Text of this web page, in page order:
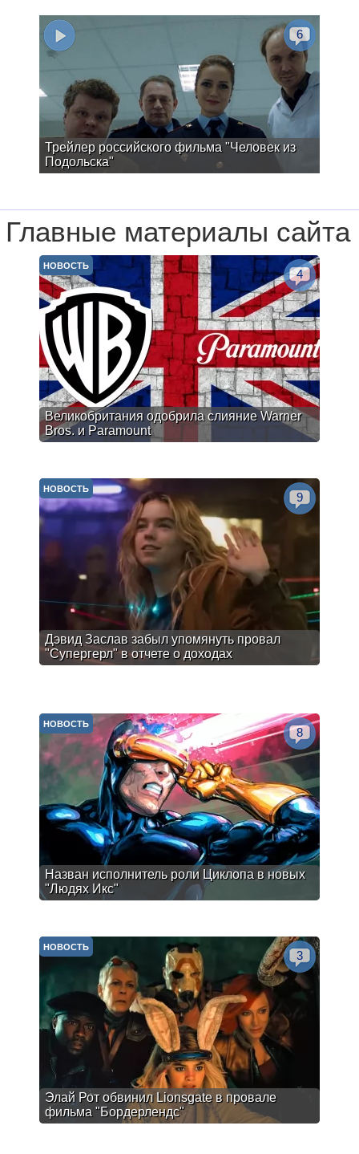
Трейлер российского фильма "Человек из
Подольска"
6
Главные материалы сайта
Великобритания одобрила слияние Warner
Bros. и Paramount
НОВОСТЬ
4
Дэвид Заслав забыл упомянуть провал
"Супергерл" в отчете о доходах
НОВОСТЬ
9
Назван исполнитель роли Циклопа в новых
"Людях Икс"
НОВОСТЬ
8
Элай Рот обвинил Lionsgate в провале
фильма "Бордерлендс"
НОВОСТЬ
3